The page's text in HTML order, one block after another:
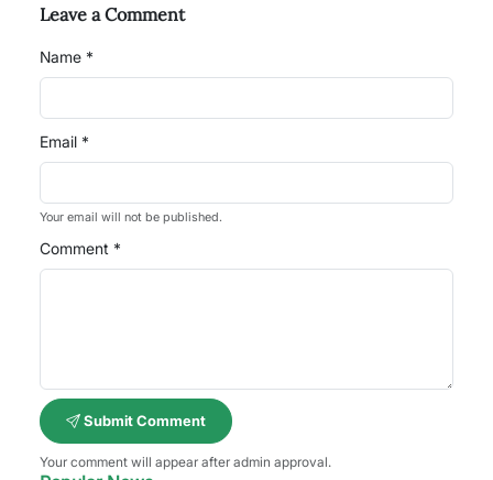
Leave a Comment
Name *
Email *
Your email will not be published.
Comment *
Submit Comment
Your comment will appear after admin approval.